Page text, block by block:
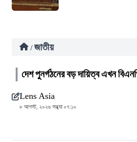
/ জাতীয়
দেশ পুনর্গঠনের বড় দায়িত্ব এখন
Lens Asia
৮ আগস্ট, ২০২৬ সন্ধ্যা ০৭:১০